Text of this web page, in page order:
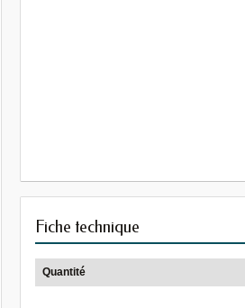
Fiche technique
Quantité